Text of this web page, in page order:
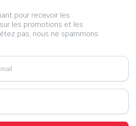
pour recevoir les
les promotions et les
pas, nous ne spammons